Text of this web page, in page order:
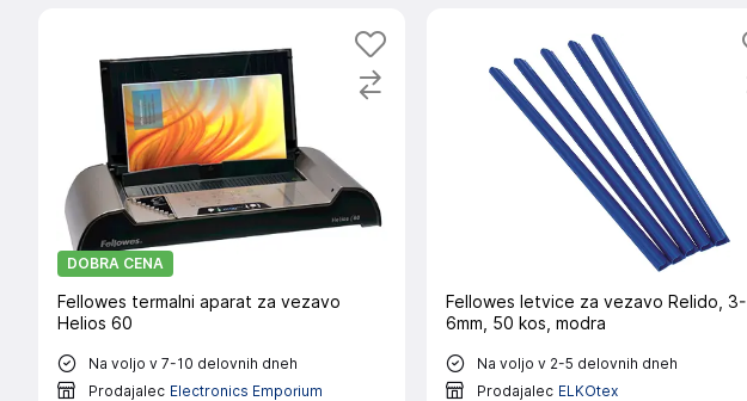
DOBRA CENA
Fellowes termalni aparat za vezavo
Helios 60
Na voljo v 7-10 delovnih dneh
Prodajalec Electronics Emporium
Fellowes letvice za vezavo Relido, 3-
6mm, 50 kos, modra
Na voljo v 2-5 delovnih dneh
Prodajalec ELKOtex